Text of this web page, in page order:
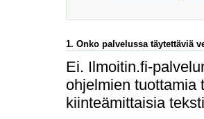
1. Onko palvelussa täytettäviä
Ei. Ilmoitin.fi-
ohjelmien tuottamia
kiinteämittaisia